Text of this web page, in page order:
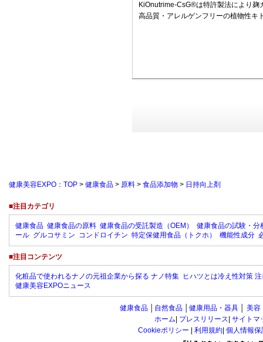
KiOnutrime-CsG®は特許製法により
高品質・アレルゲンフリーの植物性キ
健康美容EXPO：TOP > 健康食品 > 原料 > 食品添加物 > 日持向上剤
■注目カテゴリ
健康食品 健康食品の原料 健康食品の受託製造（OEM）
健康食品の試験・分
ール グルコサミン コンドロイチン 特定保健用食品（トクホ） 機能性成分
■注目コンテンツ
化粧品で使われるナノの元祖企業から探る ナノ特集 ヒハツとは冷え性対策
健康美容EXPOニュース
健康食品 自然食品 健康用品・器具 美容
ホーム プレスリリース サイトマ
Cookieポリシー
利用規約 個人情報